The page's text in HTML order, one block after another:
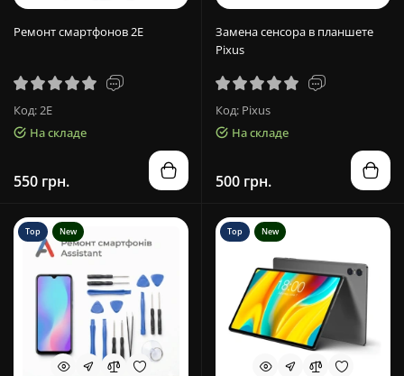
Ремонт смартфонов 2E
Код: 2E
На складе
550 грн.
Замена сенсора в планшете
Pixus
Код: Pixus
На складе
500 грн.
Top New Top New